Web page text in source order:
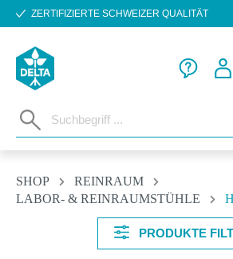
Zum Hauptinhalt springen
ZERTIFIZIERTE SCHWEIZER QUALITÄT
SHOP
REINRAUM
LABOR- & REINRAUMSTÜHLE
PRODUKTE